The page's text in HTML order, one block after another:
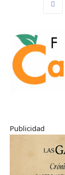
Publicidad